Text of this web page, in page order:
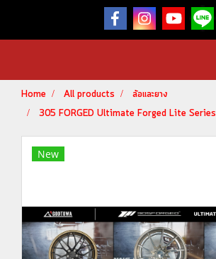
Home All products
ล้อและยาง
305 FORGED Ultimate Forged Lite Series
New